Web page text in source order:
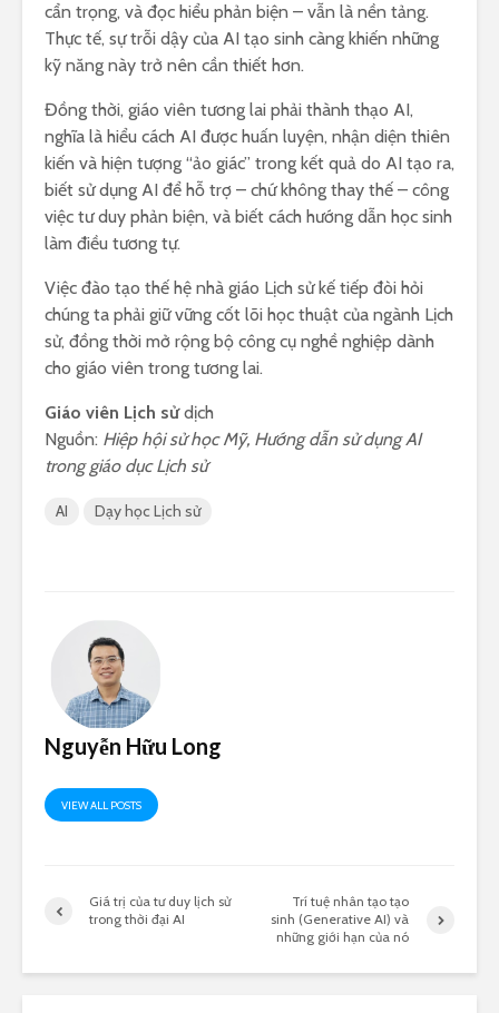
cẩn trọng, và đọc hiểu phản biện – vẫn là nền tảng.
Thực tế, sự trỗi dậy của AI tạo sinh càng khiến những
kỹ năng này trở nên cần thiết hơn.
Đồng thời, giáo viên tương lai phải thành thạo AI,
nghĩa là hiểu cách AI được huấn luyện, nhận diện thiên
kiến và hiện tượng “ảo giác” trong kết quả do AI tạo ra,
biết sử dụng AI để hỗ trợ – chứ không thay thế – công
việc tư duy phản biện, và biết cách hướng dẫn học sinh
làm điều tương tự.
Việc đào tạo thế hệ nhà giáo Lịch sử kế tiếp đòi hỏi
chúng ta phải giữ vững cốt lõi học thuật của ngành Lịch
sử, đồng thời mở rộng bộ công cụ nghề nghiệp dành
cho giáo viên trong tương lai.
Giáo viên Lịch sửdịch
Nguồn: Hiệp hội sử học Mỹ, Hướng dẫn sử dụng AI
trong giáo dục Lịch sử
AI Dạy học Lịch sử
Nguyễn Hữu Long
VIEW ALL POSTS
Giá trị của tư duy lịch sử
trong thời đại AI
Trí tuệ nhân tạo tạo
sinh (Generative AI) và
những giới hạn của nó